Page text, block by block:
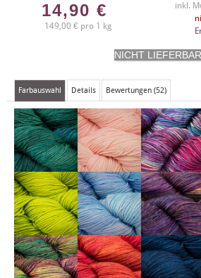
14,90 €
149,00 € pro 1 kg
inkl.
Farbauswahl Details Bewertungen (52)